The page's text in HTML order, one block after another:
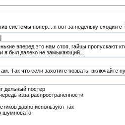
системы попер... я вот за недельку
вперед это нам стоп, гайцы пропускают
я был далеко не замыкающий...
Так что если захотите позвать, включайте
дельный постер
изза распространенности
давно используют так
шумновато